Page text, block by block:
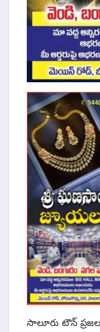
సాలూరు టౌన్